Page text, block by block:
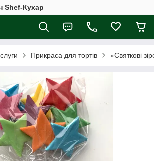
Shef-Кухар
Прикраса для тортів «Святкові